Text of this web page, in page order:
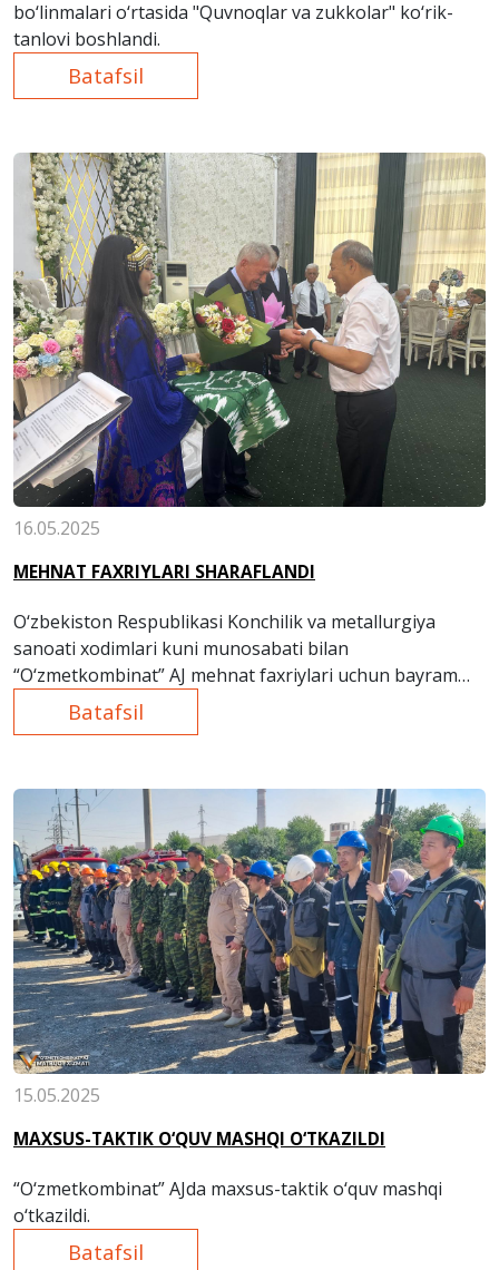
bo‘linmalari o‘rtasida "Quvnoqlar va zukkolar" ko‘rik-
tanlovi boshlandi.
Batafsil
16.05.2025
MEHNAT FAXRIYLARI SHARAFLANDI
O‘zbekiston Respublikasi Konchilik va metallurgiya
sanoati xodimlari kuni munosabati bilan
“O‘zmetkombinat” AJ mehnat faxriylari uchun bayram
tadbiri o‘tkazildi.
Batafsil
15.05.2025
MAXSUS-TAKTIK O‘QUV MASHQI O‘TKAZILDI
“O‘zmetkombinat” AJda maxsus-taktik o‘quv mashqi
o‘tkazildi.
Batafsil